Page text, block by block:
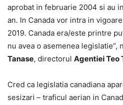
aprobat in februarie 2004 si au
an. In Canada vor intra in
2019. Canada era/este printre
nu avea o asemenea legislatie”,
Tanase, directorul Agentiei Teo
Cred ca legislatia canadiana
sesizari – traficul aerian in